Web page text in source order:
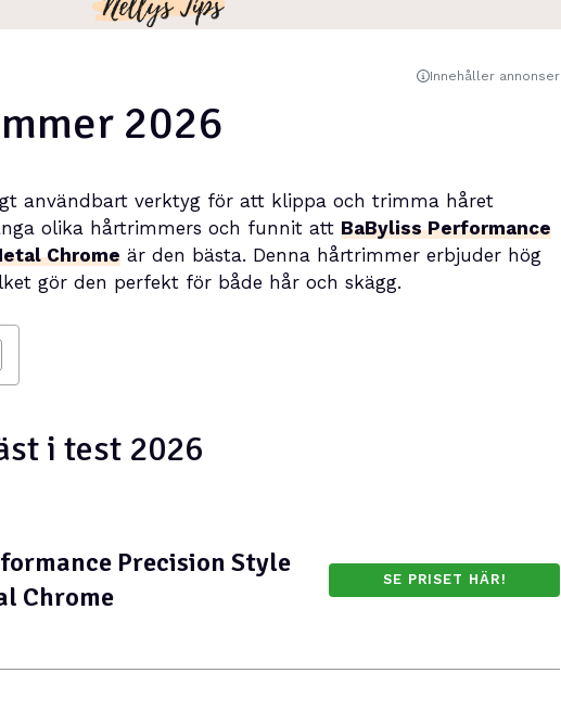
Innehåller annonser
2026
användbart verktyg för att klippa och trimma håret
olika hårtrimmers och funnit att BaByliss Performance
Chrome är den bästa. Denna hårtrimmer erbjuder hög
gör den perfekt för både hår och skägg.
i test 2026
Precision Style
Chrome
SE PRISET HÄR!